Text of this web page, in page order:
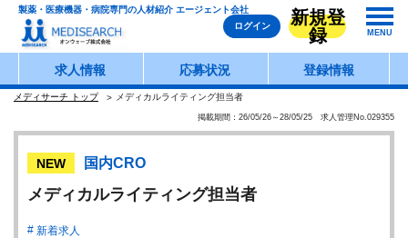
製薬・医療機器・病院専門の人材紹介 エージェント会社
ログイン
新規登
録
MENU
求人情報 応募状況 登録情報
メディサーチ トップ メディカルライティング担当者
掲載期間：26/05/26～28/05/25 求人管理No.029355
NEW 国内CRO
メディカルライティング担当者
新着求人